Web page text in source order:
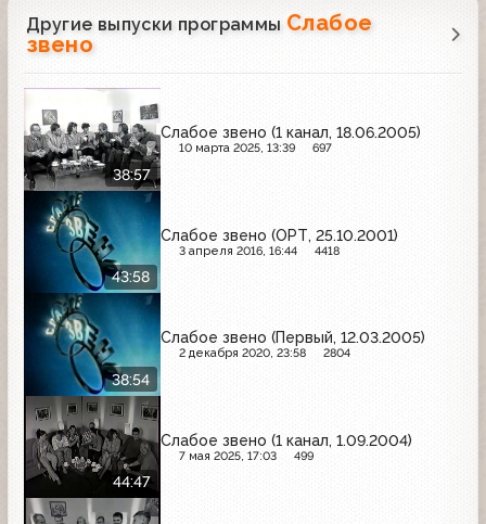
Другие выпуски программы Слабое
звено
38:57
Слабое звено (1 канал, 18.06.2005)
10 марта 2025, 13:39 697
43:58
Слабое звено (ОРТ, 25.10.2001)
3 апреля 2016, 16:44 4418
38:54
Слабое звено (Первый, 12.03.2005)
2 декабря 2020, 23:58 2804
44:47
Слабое звено (1 канал, 1.09.2004)
7 мая 2025, 17:03 499